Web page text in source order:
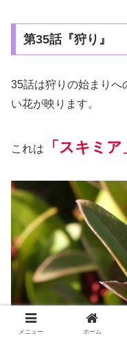
第35話『狩り』
35話は狩りの始まりへ
い花が映ります。
これは 「 ス キミア
メニュー ホーム